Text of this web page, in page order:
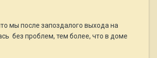
мы после запоздалого выхода на
без проблем, тем более, что в доме